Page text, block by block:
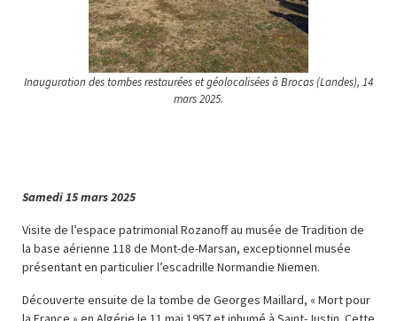
Inauguration des tombes restaurées et géolocalisées à Brocas (Landes), 14
mars 2025.
Samedi 15 mars 2025
Visite de l’espace patrimonial Rozanoff au musée de Tradition de
la base aérienne 118 de Mont-de-Marsan, exceptionnel musée
présentant en particulier l’escadrille Normandie Niemen.
Découverte ensuite de la tombe de Georges Maillard, « Mort pour